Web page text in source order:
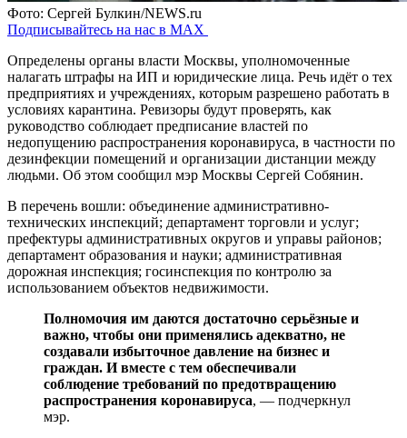
Фото: Сергей Булкин/NEWS.ru
Подписывайтесь на нас в MAX
Определены органы власти Москвы, уполномоченные
налагать штрафы на ИП и юридические лица. Речь идёт о тех
предприятиях и учреждениях, которым разрешено работать в
условиях карантина. Ревизоры будут проверять, как
руководство соблюдает предписание властей по
недопущению распространения коронавируса, в частности по
дезинфекции помещений и организации дистанции между
людьми. Об этом сообщил мэр Москвы Сергей Собянин.
В перечень вошли: объединение административно-
технических инспекций; департамент торговли и услуг;
префектуры административных округов и управы районов;
департамент образования и науки; административная
дорожная инспекция; госинспекция по контролю за
использованием объектов недвижимости.
Полномочия им даются достаточно серьёзные и
важно, чтобы они применялись адекватно, не
создавали избыточное давление на бизнес и
граждан. И вместе с тем обеспечивали
соблюдение требований по предотвращению
распространения коронавируса, — подчеркнул
мэр.